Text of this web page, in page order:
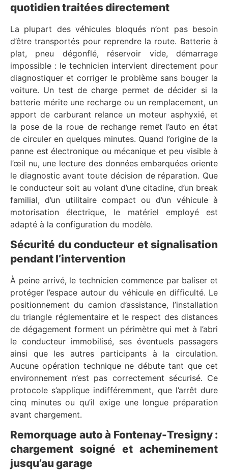
quotidien traitées directement
La plupart des véhicules bloqués n’ont pas besoin
d’être transportés pour reprendre la route. Batterie à
plat, pneu dégonflé, réservoir vide, démarrage
impossible : le technicien intervient directement pour
diagnostiquer et corriger le problème sans bouger la
voiture. Un test de charge permet de décider si la
batterie mérite une recharge ou un remplacement, un
apport de carburant relance un moteur asphyxié, et
la pose de la roue de rechange remet l’auto en état
de circuler en quelques minutes. Quand l’origine de la
panne est électronique ou mécanique et peu visible à
l’œil nu, une lecture des données embarquées oriente
le diagnostic avant toute décision de réparation. Que
le conducteur soit au volant d’une citadine, d’un break
familial, d’un utilitaire compact ou d’un véhicule à
motorisation électrique, le matériel employé est
adapté à la configuration du modèle.
Sécurité du conducteur et signalisation
pendant l’intervention
À peine arrivé, le technicien commence par baliser et
protéger l’espace autour du véhicule en difficulté. Le
positionnement du camion d’assistance, l’installation
du triangle réglementaire et le respect des distances
de dégagement forment un périmètre qui met à l’abri
le conducteur immobilisé, ses éventuels passagers
ainsi que les autres participants à la circulation.
Aucune opération technique ne débute tant que cet
environnement n’est pas correctement sécurisé. Ce
protocole s’applique indifféremment, que l’arrêt dure
cinq minutes ou qu’il exige une longue préparation
avant chargement.
Remorquage auto à Fontenay-Tresigny :
chargement soigné et acheminement
jusqu’au garage